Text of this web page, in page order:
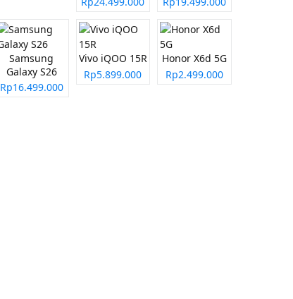
Samsung
Galaxy S26
Rp16.499.000
Vivo iQOO 15R
Rp5.899.000
Honor X6d 5G
Rp2.499.000